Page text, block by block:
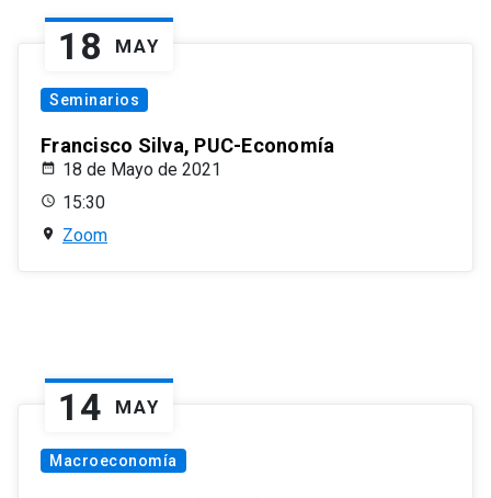
18 MAY
Seminarios
Francisco Silva, PUC-Economía
18 de Mayo de 2021
15:30
Zoom
14 MAY
Macroeconomía